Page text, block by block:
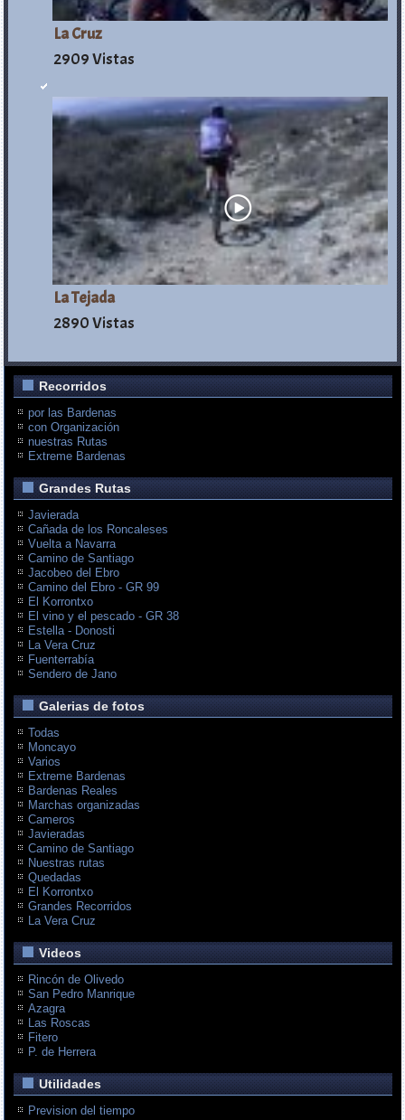
La Cruz
2909 Vistas
La Tejada
2890 Vistas
Recorridos
por las Bardenas
con Organización
nuestras Rutas
Extreme Bardenas
Grandes Rutas
Javierada
Cañada de los Roncaleses
Vuelta a Navarra
Camino de Santiago
Jacobeo del Ebro
Camino del Ebro - GR 99
El Korrontxo
El vino y el pescado - GR 38
Estella - Donosti
La Vera Cruz
Fuenterrabía
Sendero de Jano
Galerias de fotos
Todas
Moncayo
Varios
Extreme Bardenas
Bardenas Reales
Marchas organizadas
Cameros
Javieradas
Camino de Santiago
Nuestras rutas
Quedadas
El Korrontxo
Grandes Recorridos
La Vera Cruz
Videos
Rincón de Olivedo
San Pedro Manrique
Azagra
Las Roscas
Fitero
P. de Herrera
Utilidades
Prevision del tiempo